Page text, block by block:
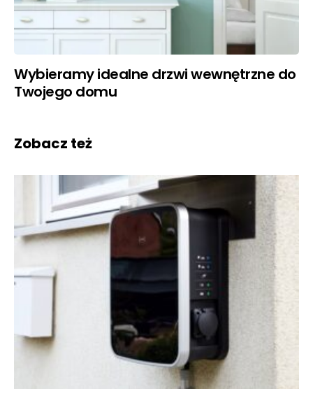
Wybieramy idealne drzwi wewnętrzne do
Twojego domu
Zobacz też